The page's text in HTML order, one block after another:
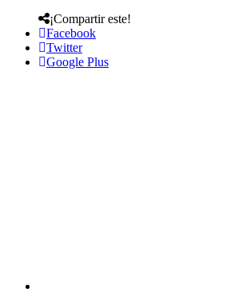
¡Compartir este!
Facebook
Twitter
Google Plus